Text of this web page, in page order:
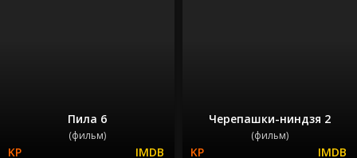
Пила 6
(фильм)
Черепашки-ниндзя 2
(фильм)